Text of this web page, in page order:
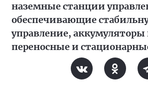
наземные станции
обеспечивающие
управление,
переносные и